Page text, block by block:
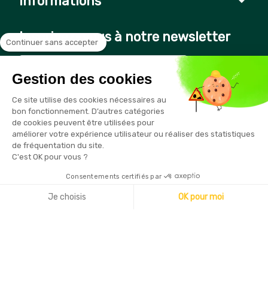
Inscrivez-vous à notre newsletter
Vous pouvez vous désinscrire à tout moment en cliquant sur le
lien présent dans nos emails
Copyright © 2026 - Sécurama
Continuer sans accepter
Gestion des cookies
Ce site utilise des cookies nécessaires au
bon fonctionnement. D’autres catégories
de cookies peuvent être utilisées pour
améliorer votre expérience utilisateur ou réaliser des statistiques
de fréquentation du site.
C'est OK pour vous ?
Consentements certifiés par
Je choisis OK pour moi